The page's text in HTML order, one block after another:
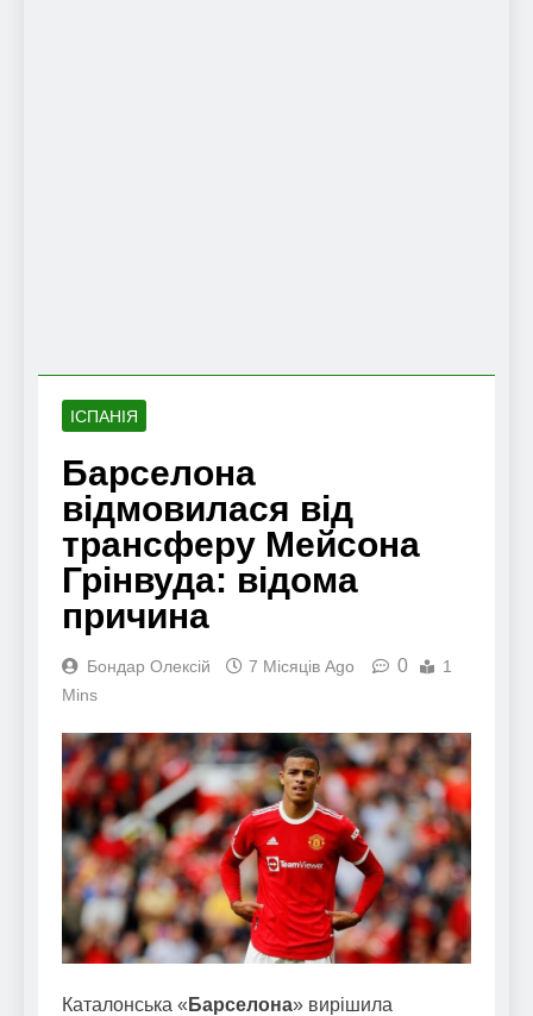
ІСПАНІЯ
Барселона
відмовилася від
трансферу Мейсона
Грінвуда: відома
причина
Бондар Олексій 7 Місяців Ago 0
1
Mins
Каталонська « Барселона» вирішила